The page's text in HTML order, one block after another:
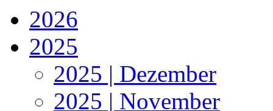
2026
2025
2025 | Dezember
2025 | November